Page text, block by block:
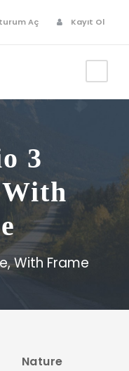
Aç Kayıt Ol
3
With Frame
Nature